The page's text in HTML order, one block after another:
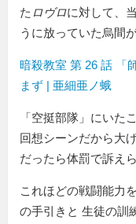
た ロヴロに対して、
うに放っていた烏間
暗殺教室 第 26 話 「
まず | 亜細亜ノ蛾
空挺部隊
にいた
回想シーンだから大
だったら体罰で訴え
これほどの戦闘能力
の手引きと 生徒の訓